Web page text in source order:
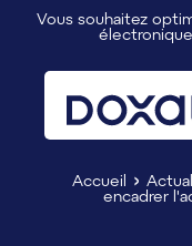
Vous souhaitez
Accueil
encadrer